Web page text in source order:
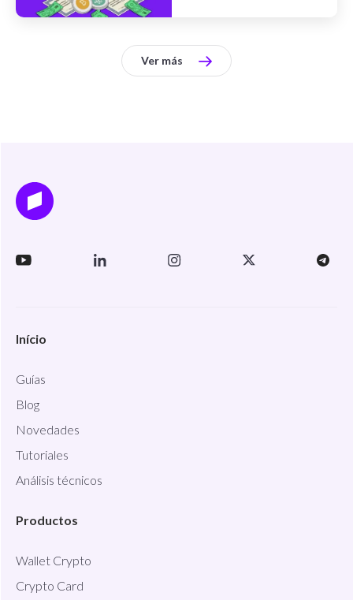
Ver más
Início
Guías
Blog
Novedades
Tutoriales
Análisis técnicos
Productos
Wallet Crypto
Crypto Card